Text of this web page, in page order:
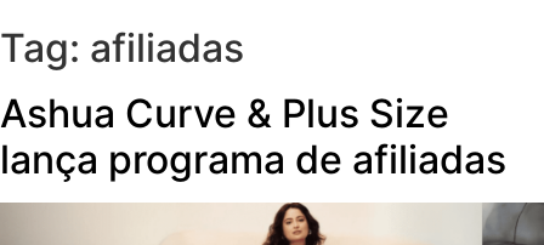
Tag: afiliadas
Ashua Curve & Plus Size
lança programa de afiliadas